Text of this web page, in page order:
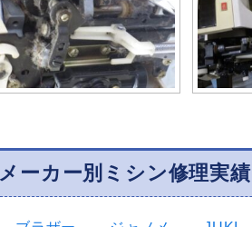
メーカー別ミシン修理実績